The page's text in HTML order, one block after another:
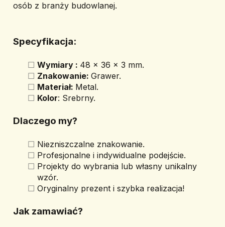
osób z branży budowlanej.
Specyfikacja:
Wymiary : 48 x 36 x 3 mm.
Znakowanie: Grawer.
Materiał: Metal.
Kolor: Srebrny.
Dlaczego my?
Niezniszczalne znakowanie.
Profesjonalne i indywidualne podejście.
Projekty do wybrania lub własny unikalny
wzór.
Oryginalny prezent i szybka realizacja!
Jak zamawiać?